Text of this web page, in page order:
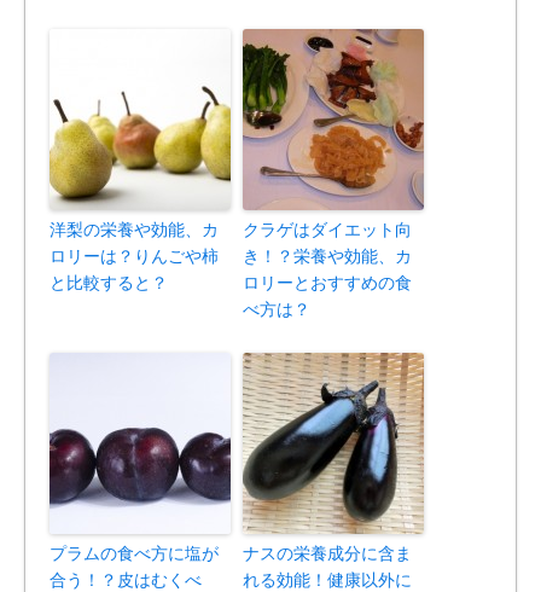
洋梨の栄養や効能、カ
ロリーは？りんごや柿
と比較すると？
クラゲはダイエット向
き！？栄養や効能、カ
ロリーとおすすめの食
べ方は？
プラムの食べ方に塩が
合う！？皮はむくべ
ナスの栄養成分に含ま
れる効能！健康以外に